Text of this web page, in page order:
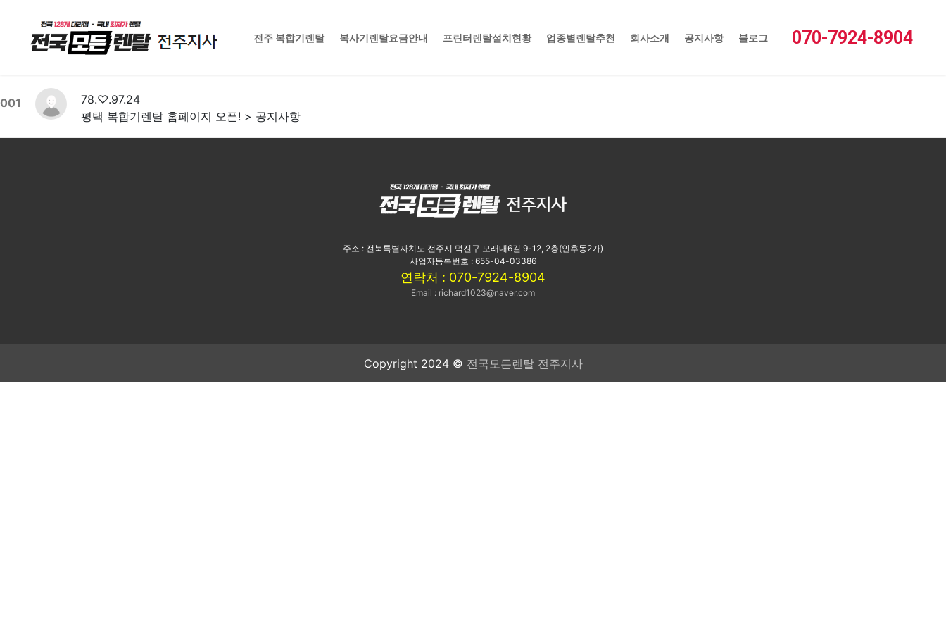
전주 복합기렌탈 복사기렌탈요금안내 프린터렌탈설치현황 업종별렌탈추천 회사소개 공지사항 블로그 070-7924-8904
001
78.♡.97.24
평택 복합기렌탈 홈페이지 오픈! > 공지사항
주소 : 전북특별자치도 전주시 덕진구 모래내6길 9-12, 2층(인후동2가)
사업자등록번호 : 655-04-03386
연락처 : 070-7924-8904
Email : richard1023@naver.com
Copyright 2024 © 전국모든렌탈 전주지사